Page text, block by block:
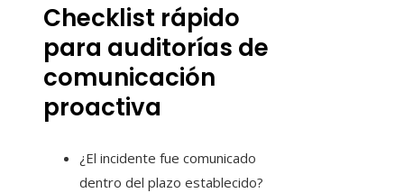
Checklist rápido
para auditorías de
comunicación
proactiva
¿El incidente fue comunicado
dentro del plazo establecido?